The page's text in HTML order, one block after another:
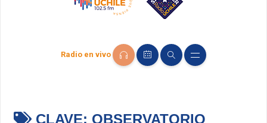
Radio en vivo
CLAVE: OBSERVATORIO